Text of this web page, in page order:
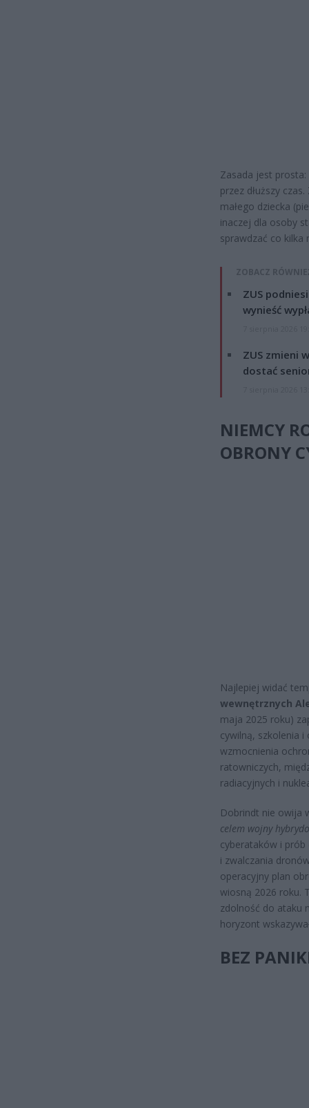
Zasada jest
przez dłuższy
małego dziecka
inaczej dla osoby
sprawdzać co kilka
ZOBACZ
ZUS
wynieść
ZUS zmieni
dostać
NIEMCY
OBRONY
Najlepiej widać
wewnętrznych
maja 2025 roku)
cywilną, szkolenia
wzmocnienia
ratowniczych,
radiacyjnych i
Dobrindt nie owija
celem wojny
cyberataków i
i zwalczania
operacyjny plan
wiosną 2026 roku.
zdolność do ataku
horyzont
BEZ